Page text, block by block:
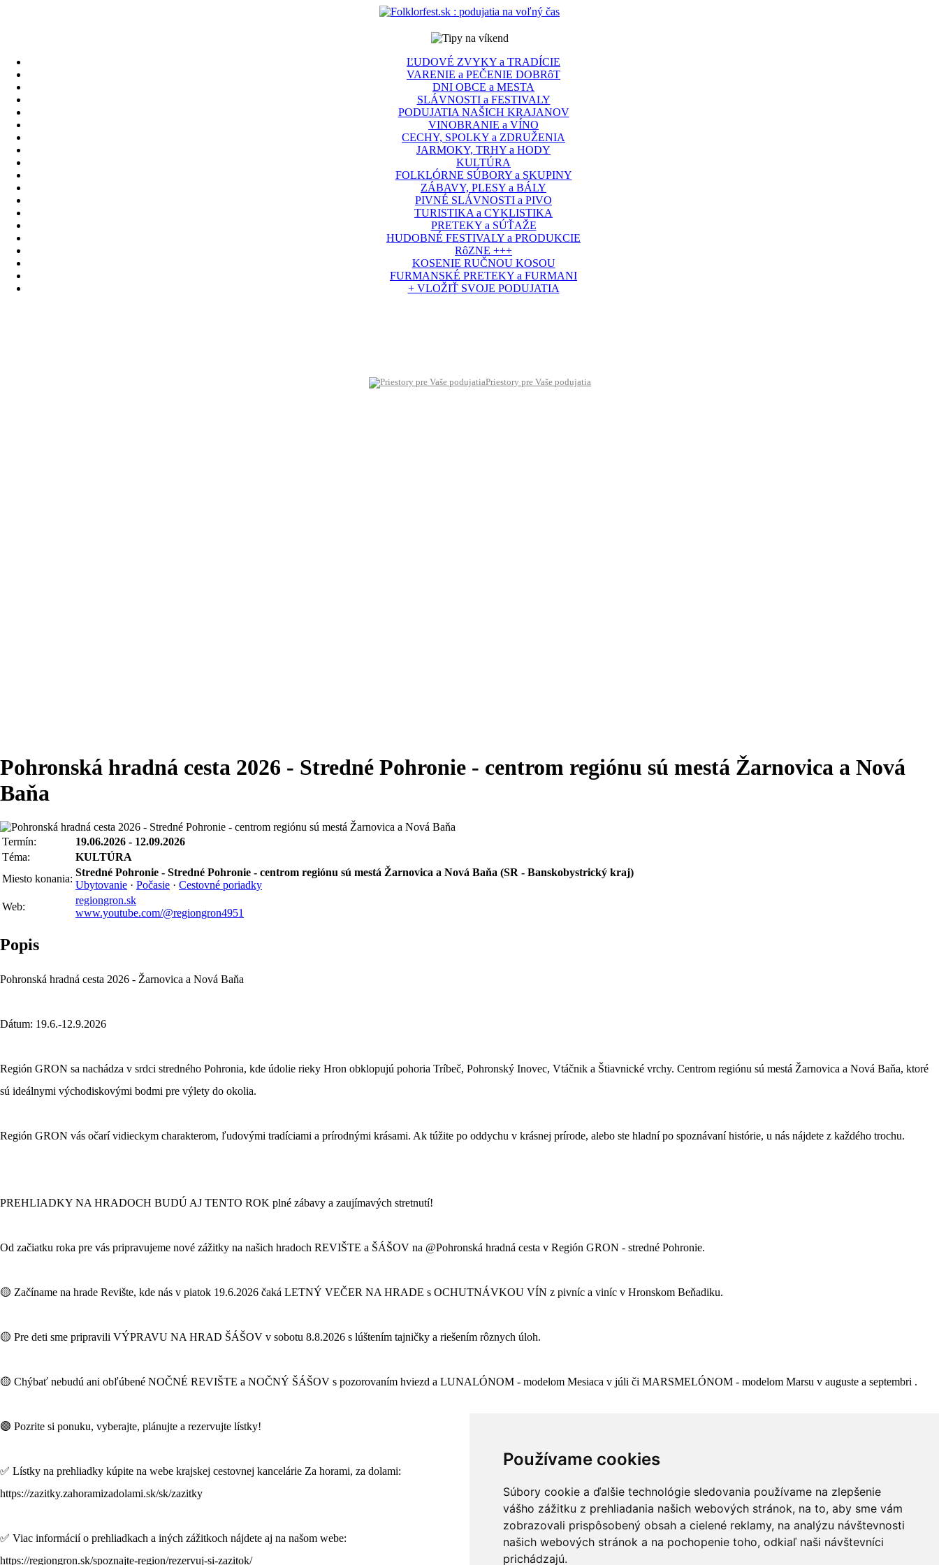
Používame cookies
Súbory cookie a ďalšie technológie sledovania používame na zlepšenie
vášho zážitku z prehliadania našich webových stránok, na to, aby sme vám
zobrazovali prispôsobený obsah a cielené reklamy, na analýzu návštevnosti
našich webových stránok a na pochopenie toho, odkiaľ naši návštevníci
prichádzajú.
ĽUDOVÉ ZVYKY a TRADÍCIE
VARENIE a PEČENIE DOBRôT
DNI OBCE a MESTA
SLÁVNOSTI a FESTIVALY
PODUJATIA NAŠICH KRAJANOV
VINOBRANIE a VÍNO
CECHY, SPOLKY a ZDRUŽENIA
JARMOKY, TRHY a HODY
KULTÚRA
FOLKLÓRNE SÚBORY a SKUPINY
ZÁBAVY, PLESY a BÁLY
PIVNÉ SLÁVNOSTI a PIVO
TURISTIKA a CYKLISTIKA
PRETEKY a SÚŤAŽE
HUDOBNÉ FESTIVALY a PRODUKCIE
RôZNE +++
KOSENIE RUČNOU KOSOU
FURMANSKÉ PRETEKY a FURMANI
+ VLOŽIŤ SVOJE PODUJATIA
Priestory pre Vaše podujatia
Pohronská hradná cesta 2026 - Stredné Pohronie - centrom regiónu sú mestá Žarnovica a Nová
Baňa
Termín:
19.06.2026 - 12.09.2026
Téma:
KULTÚRA
Miesto konania:
Stredné Pohronie - Stredné Pohronie - centrom regiónu sú mestá Žarnovica a Nová Baňa (SR - Banskobystrický kraj)
Ubytovanie · Počasie · Cestovné poriadky
Web:
regiongron.sk
www.youtube.com/@regiongron4951
Popis
Pohronská hradná cesta 2026 - Žarnovica a Nová Baňa
Dátum: 19.6.-12.9.2026
Región GRON sa nachádza v srdci stredného Pohronia, kde údolie rieky Hron obklopujú pohoria Tríbeč, Pohronský Inovec, Vtáčnik a Štiavnické vrchy. Centrom regiónu sú mestá Žarnovica a Nová Baňa, ktoré
sú ideálnymi východiskovými bodmi pre výlety do okolia.
Región GRON vás očarí vidieckym charakterom, ľudovými tradíciami a prírodnými krásami. Ak túžite po oddychu v krásnej prírode, alebo ste hladní po spoznávaní histórie, u nás nájdete z každého trochu.
PREHLIADKY NA HRADOCH BUDÚ AJ TENTO ROK plné zábavy a zaujímavých stretnutí!
Od začiatku roka pre vás pripravujeme nové zážitky na našich hradoch REVIŠTE a ŠÁŠOV na @Pohronská hradná cesta v Región GRON - stredné Pohronie.
🟡 Začíname na hrade Revište, kde nás v piatok 19.6.2026 čaká LETNÝ VEČER NA HRADE s OCHUTNÁVKOU VÍN z pivníc a viníc v Hronskom Beňadiku.
🟡 Pre deti sme pripravili VÝPRAVU NA HRAD ŠÁŠOV v sobotu 8.8.2026 s lúštením tajničky a riešením rôznych úloh.
🟡 Chýbať nebudú ani obľúbené NOČNÉ REVIŠTE a NOČNÝ ŠÁŠOV s pozorovaním hviezd a LUNALÓNOM - modelom Mesiaca v júli či MARSMELÓNOM - modelom Marsu v auguste a septembri .
🟣 Pozrite si ponuku, vyberajte, plánujte a rezervujte lístky!
✅ Lístky na prehliadky kúpite na webe krajskej cestovnej kancelárie Za horami, za dolami:
https://zazitky.zahoramizadolami.sk/sk/zazitky
✅ Viac informácií o prehliadkach a iných zážitkoch nájdete aj na našom webe:
https://regiongron.sk/spoznajte-region/rezervuj-si-zazitok/